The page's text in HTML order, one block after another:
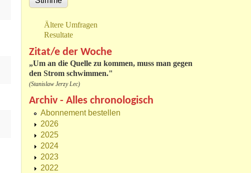
Ältere Umfragen
Resultate
Zitat/e der Woche
„Um an die Quelle zu kommen, muss man gegen
den Strom schwimmen."
(Stanislaw Jerzy Lec)
Archiv - Alles chronologisch
Abonnement bestellen
2026
2025
2024
2023
2022